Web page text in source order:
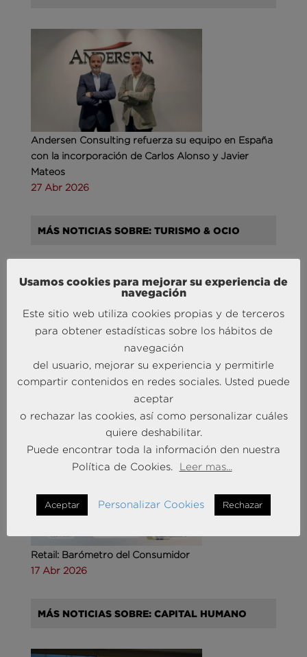
Andersen Consulting refuerza su equipo en España
con la incorporación de Carlos Alonso y Javier
Mateos
27 Abr 2026
MÁS NOTICIAS SOBRE: TURISMO & OCIO
Agencias de viajes: del mostrador al taller de
experiencias
14 May 2026
MÁS NOTICIAS SOBRE: CUSTOMER
Retail: Barómetro del Consumidor
17 Abr 2026
MÁS NOTICIAS SOBRE: CAPITAL HUMANO
Usamos cookies para mejorar su experiencia de
navegación
Este sitio web utiliza cookies propias y de terceros
para obtener estadísticas sobre los hábitos de
navegación
del usuario, mejorar su experiencia y permitirle
compartir contenidos en redes sociales. Usted puede
aceptar
o rechazar las cookies, así como personalizar cuáles
quiere deshabilitar.
Puede encontrar toda la información den nuestra
Política de Cookies.
Leer mas...
Aceptar Personalizar Cookies Rechazar